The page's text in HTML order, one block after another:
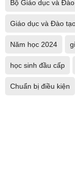
Bộ Giáo dục và
Giáo dục và Đào
Năm học 2024
học sinh đầu cấp
Chuẩn bị điều kiện